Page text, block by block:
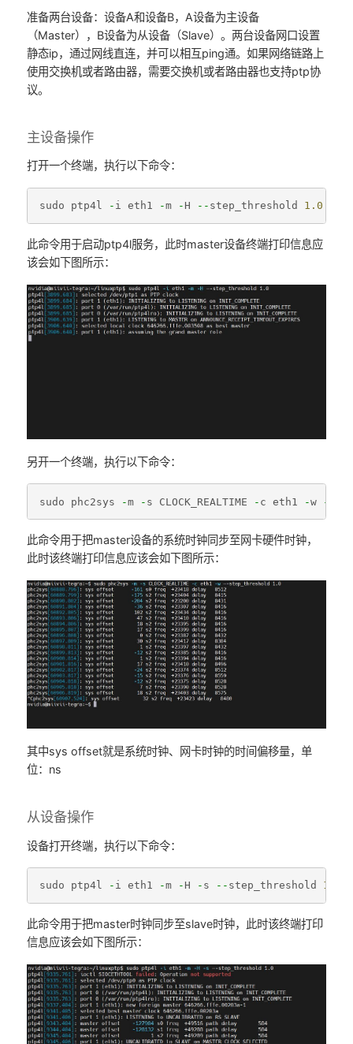
准备两台设备：设备A和设备B，A设备为主设备
（Master），B设备为从设备（Slave）。两台设备网口设置
静态ip，通过网线直连，并可以相互ping通。如果网络链路上
使用交换机或者路由器，需要交换机或者路由器也支持ptp协
议。
主设备操作
打开一个终端，执行以下命令：
sudo ptp4l - i eth1 -m - H -- step_threshold 1.0
此命令用于启动ptp4l服务，此时master设备终端打印信息应
该会如下图所示：
另开一个终端，执行以下命令：
sudo phc2sys -m - s CLOCK_REALTIME - c eth1 -w --
此命令用于把master设备的系统时钟同步至网卡硬件时钟，
此时该终端打印信息应该会如下图所示：
其中sys offset就是系统时钟、网卡时钟的时间偏移量，单
位：ns
从设备操作
设备打开终端，执行以下命令：
sudo ptp4l - i eth1 -m - H - s -- step_threshold 1.0
此命令用于把master时钟同步至slave时钟，此时该终端打印
信息应该会如下图所示：